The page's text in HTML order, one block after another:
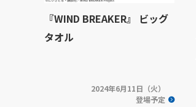
『WIND BREAKER』 ビッグ
タオル
2024年6月11日（火）
登場予定